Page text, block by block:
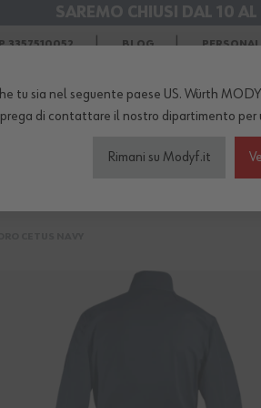
SPEDIZIONI GRATIS
SAREMO CHIUSI DAL 10
3357510052 BLOG
DEL NEGOZIO...
da lavoro Scarpe
tu sia nel seguente paese US. Würth
di contattare il nostro dipartimento per
Rimani su Modyf.it